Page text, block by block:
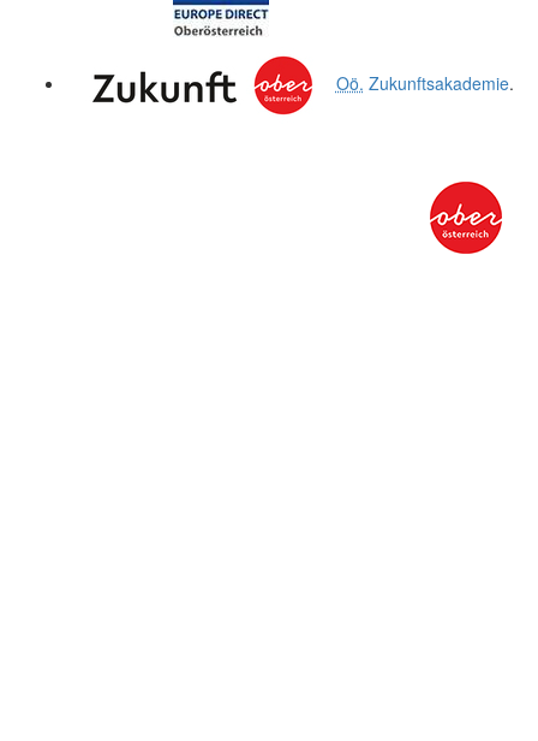
Oö. Zukunftsakademie.